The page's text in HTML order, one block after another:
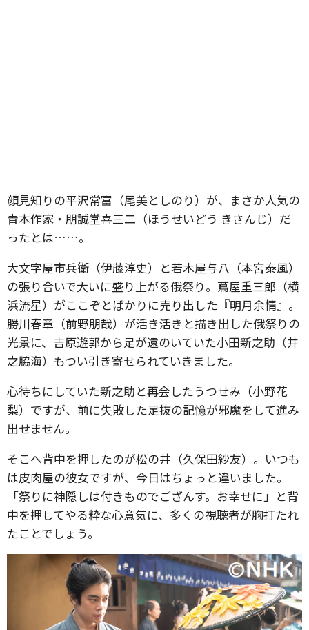
顔見知りの平沢常富（尾美としのり）が、まさか人気の
青本作家・朋誠堂喜三二（ほうせいどう きさんじ）だ
ったとは……。
大文字屋市兵衛（伊藤淳史）と若木屋与八（本宮泰風）
の張り合いで大いに盛り上がる俄祭り。蔦屋重三郎（横
浜流星）がここぞとばかりに売り出した『明月余情』。
勝川春章（前野朋哉）が活き活きと描き出した俄祭りの
光景に、吉原遊郭から足が遠のいていた小田新之助（井
之脇海）もつい引き寄せられていきました。
心待ちにしていた新之助と再会したうつせみ（小野花
梨）ですが、前に失敗した足抜の記憶が邪魔をして進み
出せません。
そこへ背中を押したのが松の井（久保田紗友）。いつも
は皮肉屋の彼女ですが、今日はちょっと違いました。
「祭りに神隠しは付きものでござんす。お幸せに」と背
中を押してやる粋な心意気に、多くの視聴者が胸打たれ
たことでしょう。